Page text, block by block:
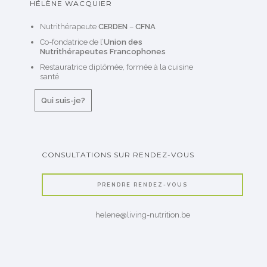
HÉLÈNE WACQUIER
Nutrithérapeute CERDEN – CFNA
Co-fondatrice de l’Union des
Nutrithérapeutes Francophones
Restauratrice diplômée, formée à la cuisine
santé
Qui suis-je?
CONSULTATIONS SUR RENDEZ-VOUS
PRENDRE RENDEZ-VOUS
helene@living-nutrition.be